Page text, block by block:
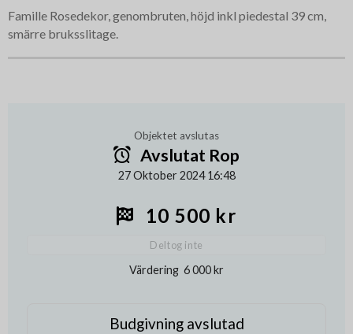
Famille Rosedekor, genombruten, höjd inkl piedestal 39 cm,
smärre bruksslitage.
Objektet avslutas
Avslutat Rop
27 Oktober 2024 16:48
10 500 kr
Deltog inte
Värdering 6 000 kr
Budgivning avslutad